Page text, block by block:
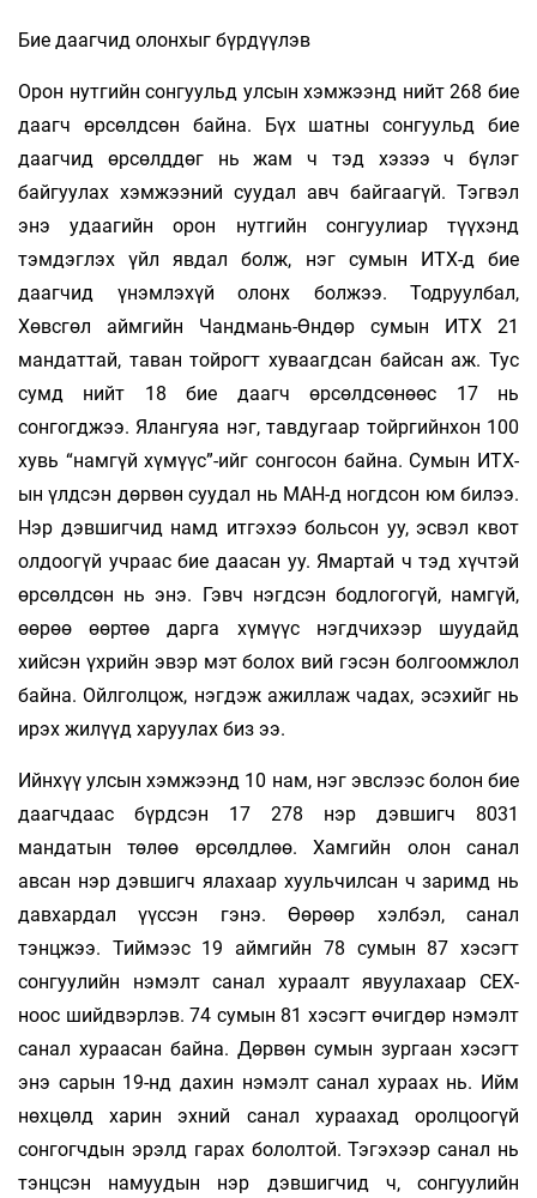
Бие даагчид олонхыг бүрдүүлэв
Орон нутгийн сонгуульд улсын хэмжээнд нийт 268 бие
даагч өрсөлдсөн байна. Бүх шатны сонгуульд бие
даагчид өрсөлддөг нь жам ч тэд хэзээ ч бүлэг
байгуулах хэмжээний суудал авч байгаагүй. Тэгвэл
энэ удаагийн орон нутгийн сонгуулиар түүхэнд
тэмдэглэх үйл явдал болж, нэг сумын ИТХ-д бие
даагчид үнэмлэхүй олонх болжээ. Тодруулбал,
Хөвсгөл аймгийн Чандмань-Өндөр сумын ИТХ 21
мандаттай, таван тойрогт хуваагдсан байсан аж. Тус
сумд нийт 18 бие даагч өрсөлдсөнөөс 17 нь
сонгогджээ. Ялангуяа нэг, тавдугаар тойргийнхон 100
хувь “намгүй хүмүүс”-ийг сонгосон байна. Сумын ИТХ-
ын үлдсэн дөрвөн суудал нь МАН-д ногдсон юм билээ.
Нэр дэвшигчид намд итгэхээ больсон уу, эсвэл квот
олдоогүй учраас бие даасан уу. Ямартай ч тэд хүчтэй
өрсөлдсөн нь энэ. Гэвч нэгдсэн бодлогогүй, намгүй,
өөрөө өөртөө дарга хүмүүс нэгдчихээр шуудайд
хийсэн үхрийн эвэр мэт болох вий гэсэн болгоомжлол
байна. Ойлголцож, нэгдэж ажиллаж чадах, эсэхийг нь
ирэх жилүүд харуулах биз ээ.
Ийнхүү улсын хэмжээнд 10 нам, нэг эвслээс болон бие
даагчдаас бүрдсэн 17 278 нэр дэвшигч 8031
мандатын төлөө өрсөлдлөө. Хамгийн олон санал
авсан нэр дэвшигч ялахаар хуульчилсан ч заримд нь
давхардал үүссэн гэнэ. Өөрөөр хэлбэл, санал
тэнцжээ. Тиймээс 19 аймгийн 78 сумын 87 хэсэгт
сонгуулийн нэмэлт санал хураалт явуулахаар СЕХ-
ноос шийдвэрлэв. 74 сумын 81 хэсэгт өчигдөр нэмэлт
санал хураасан байна. Дөрвөн сумын зургаан хэсэгт
энэ сарын 19-нд дахин нэмэлт санал хураах нь. Ийм
нөхцөлд харин эхний санал хураахад оролцоогүй
сонгогчдын эрэлд гарах бололтой. Тэгэхээр санал нь
тэнцсэн намуудын нэр дэвшигчид ч, сонгуулийн